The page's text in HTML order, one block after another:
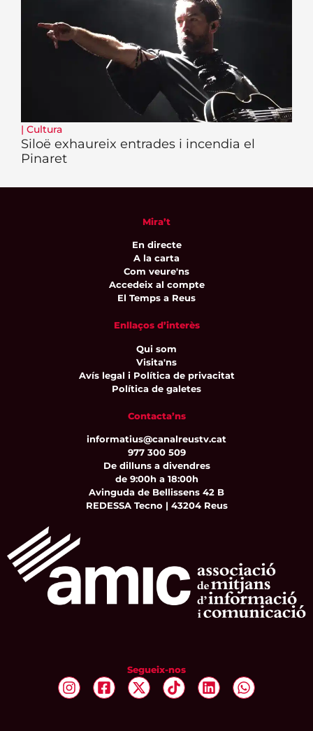
| Cultura
Siloë exhaureix entrades i incendia el
Pinaret
Mira’t
En directe
A la carta
Com veure'ns
Accedeix al compte
El Temps a Reus
Enllaços d’interès
Qui som
Visita'ns
Avís legal i Política de privacitat
Política de galetes
Contacta’ns
informatius@canalreustv.cat
977 300 509
De dilluns a divendres
de 9:00h a 18:00h
Avinguda de Bellissens 42 B
REDESSA Tecno | 43204 Reus
Segueix-nos